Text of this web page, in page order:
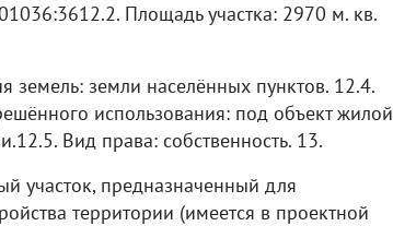
Площадь участка: 2970 м. кв.
земель: земли населённых пунктов. 12.4.
использования: под объект жилой
Вид права: собственность. 13.
участок, предназначенный для
территории (имеется в проектной